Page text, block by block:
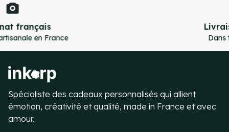
Spécialiste des cadeaux personnalisés qui allient
émotion, créativité et qualité, made in France et avec
amour.